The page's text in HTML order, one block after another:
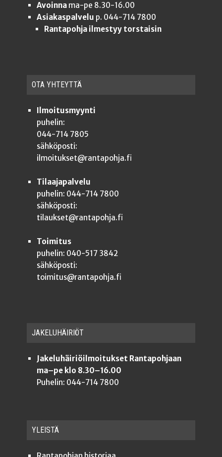
Avoinnama-pe 8.30-16.00
Asiakaspalvelu p. 044-714 7800
Rantapohja ilmestyy torstaisin
OTA YHTEYT­TÄ
Ilmoitusmyynti
puhelin:
044-714 7805
sähköposti:
ilmoitukset@rantapohja.fi
Tilaajapalvelu
puhelin: 044-714 7800
sähköposti:
tilaukset@rantapohja.fi
Toimitus
puhelin: 040-517 3842
sähköposti:
toimitus@rantapohja.fi
JAKE­LU­HÄI­RIÖT
Jakeluhäiriöilmoitukset Rantapohjaan
ma–pe klo 8.30–16.00
Puhelin: 044-714 7800
YLEISTÄ